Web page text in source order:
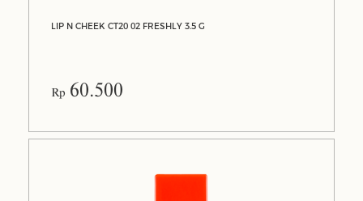
LIP N CHEEK CT20 02 FRESHLY 3.5 G
Rp 60.500